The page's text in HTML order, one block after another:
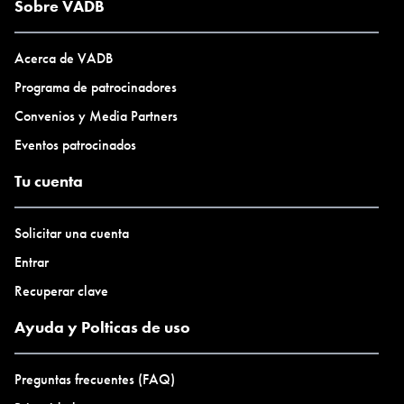
residencias, premios y encuentros, prácticas educativas,
articuladas con importantes instituciones como la UNNE,
Fundación Fortabat, Fundación Proa entre otras.
Sobre VADB
Acerca de VADB
Programa de patrocinadores
Convenios y Media Partners
Eventos patrocinados
Tu cuenta
Solicitar una cuenta
Entrar
Recuperar clave
Ayuda y Polticas de uso
Preguntas frecuentes (FAQ)